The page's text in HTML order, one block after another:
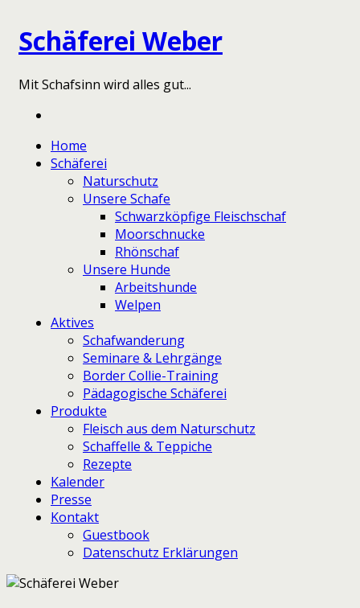
Schäferei Weber
Mit Schafsinn wird alles gut...
Home
Schäferei
Naturschutz
Unsere Schafe
Schwarzköpfige Fleischschaf
Moorschnucke
Rhönschaf
Unsere Hunde
Arbeitshunde
Welpen
Aktives
Schafwanderung
Seminare & Lehrgänge
Border Collie-Training
Pädagogische Schäferei
Produkte
Fleisch aus dem Naturschutz
Schaffelle & Teppiche
Rezepte
Kalender
Presse
Kontakt
Guestbook
Datenschutz Erklärungen